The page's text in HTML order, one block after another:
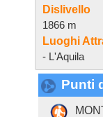
Dislivello
1866 m
Luoghi
- L'Aquila
Punti